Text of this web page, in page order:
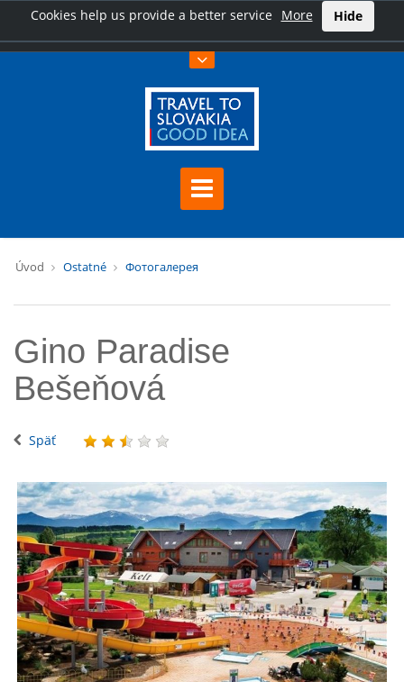
Cookies help us provide a better service More Hide
Úvod Ostatné Фотогалерея
Gino Paradise
Bešeňová
Späť